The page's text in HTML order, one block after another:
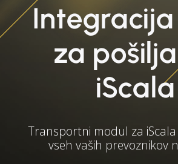
Integracija
za
iScala
Transportni modul za
vseh vaših prevoznikov